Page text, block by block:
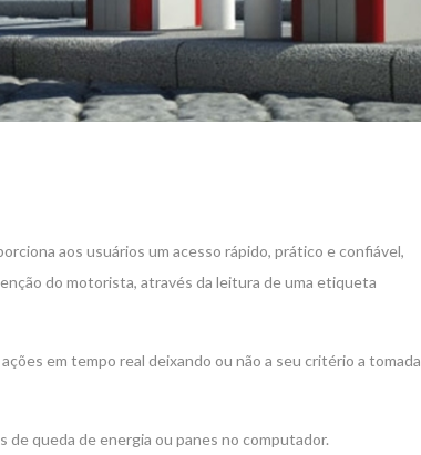
aos usuários um acesso rápido, prático e confiável,
do motorista, através da leitura de uma etiqueta
em tempo real deixando ou não a seu critério a tomada
queda de energia ou panes no computador.